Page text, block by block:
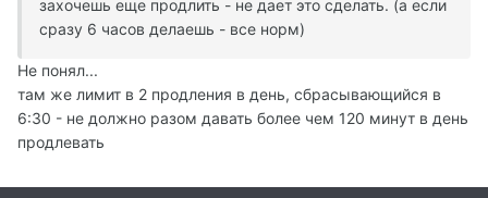
захочешь еще продлить - не дает это сделать. (а если
сразу 6 часов делаешь - все норм)
Не понял...
там же лимит в 2 продления в день, сбрасывающийся в
6:30 - не должно разом давать более чем 120 минут в день
продлевать